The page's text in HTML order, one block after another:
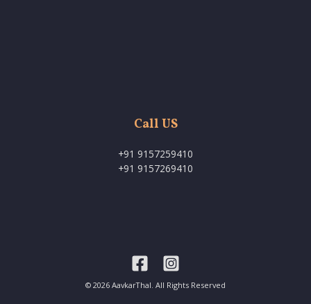
Call US
+91 9157259410
+91 9157269410
© 2026 AavkarThal. All Rights Reserved